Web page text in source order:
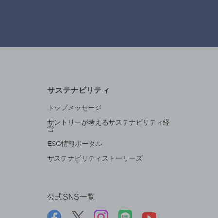
サステナビリティ
トップメッセージ
サントリーが考えるサステナビリティ経
営
ESG情報ポータル
サステナビリティストーリーズ
公式SNS一覧